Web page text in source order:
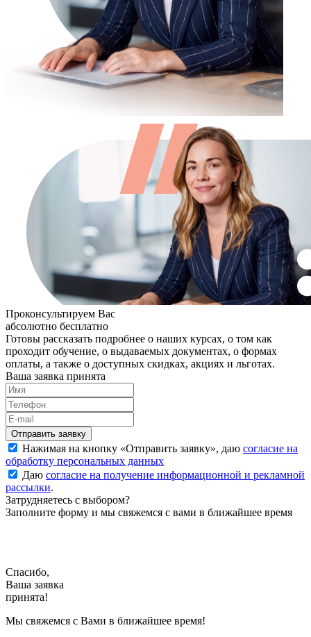
Проконсультируем Вас
абсолютно бесплатно
Готовы рассказать подробнее о наших курсах, о том как
проходит обучение, о выдаваемых документах, о формах
оплаты, а также о доступных скидках, акциях и льготах.
Ваша заявка принята
Нажимая на кнопку «Отправить заявку», даю согласие на
обработку персональных данных
Даю согласие на получение информационной и рекламной
рассылки.
Затрудняетесь с выбором?
Заполните форму и мы свяжемся с вами в ближайшее время
Спасибо,
Ваша заявка
принята!
Мы свяжемся с Вами в ближайшее время!